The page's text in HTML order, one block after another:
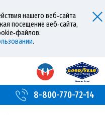
нашего веб‑сайта
посещение веб‑сайта,
.
8-800-770-72-14